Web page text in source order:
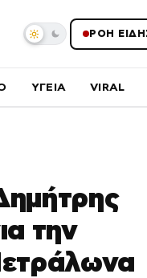
ΡΟΗ
ΥΓΕΙΑ VIRAL
την